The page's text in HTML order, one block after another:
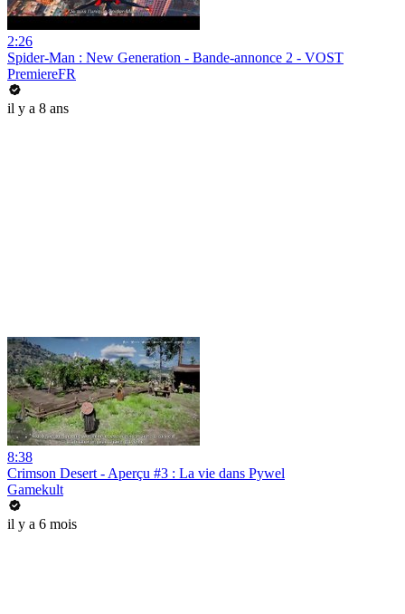
2:26
Spider-Man : New Generation - Bande-annonce 2 - VOST
PremiereFR
il y a 8 ans
8:38
Crimson Desert - Aperçu #3 : La vie dans Pywel
Gamekult
il y a 6 mois